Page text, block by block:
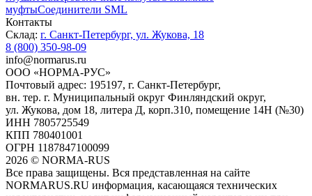
муфтыСоединители SML
Контакты
Склад: г. Санкт-Петербург, ул. Жукова, 18
8 (800) 350-98-09
info@normarus.ru
ООО «НОРМА-РУС»
Почтовый адрес: 195197, г. Санкт-Петербург,
вн. тер. г. Муниципальный округ Финляндский округ,
ул. Жукова, дом 18, литера Д, корп.310, помещение 14Н (№30)
ИНН 7805725549
КПП 780401001
ОГРН 1187847100099
2026 © NORMA-RUS
Все права защищены. Вся представленная на сайте
NORMARUS.RU информация, касающаяся технических